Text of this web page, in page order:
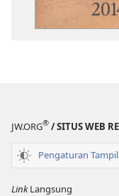
JW.ORG® / SITUS WEB
Pengaturan
LinkLangsung